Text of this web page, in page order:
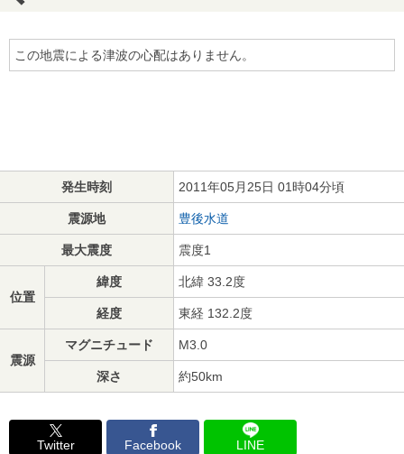
この地震による津波の心配はありません。
発生時刻 2011年05月25日 01時04分頃
震源地 豊後水道
最大震度 震度1
位置
緯度 北緯 33.2度
経度 東経 132.2度
震源
マグニチュード M3.0
深さ 約50km
Twitter Facebook LINE